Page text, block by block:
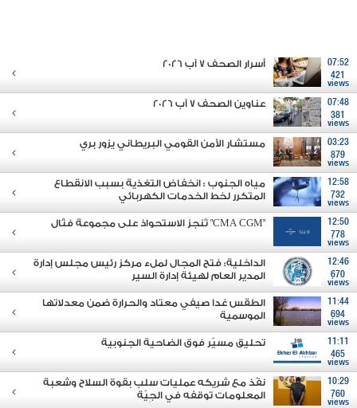
07:52
421
views
أسرار الصحف 7 آب 2026
07:48
381
views
عناوين الصحف 7 آب 2026
03:23
879
views
مستشار الأمن القومي البريطاني يزور بري
12:58
732
views
مياه الجنوب : انخفاض التغذية بسبب الانقطاع
المتكرر لخط الخدمات الكهربائي
12:50
778
views
"CMA CGM" تُنجز الاستحواذ على مجموعة فتّال
12:46
670
views
الداخلية: فتح المجال لملء مركز رئيس مجلس إدارة
المدير العام لهيئة إدارة السير
11:44
694
views
الطقس غدا صيفي معتاد والحرارة ضمن معدلاتها
الموسمية
11:11
465
views
تحليق مسيّر فوق الضاحية الجنوبية
10:29
760
views
نفّذ مع شريكه عمليات سلب بقوة السلاح وشعبة
المعلومات توقفه في الجِيّة